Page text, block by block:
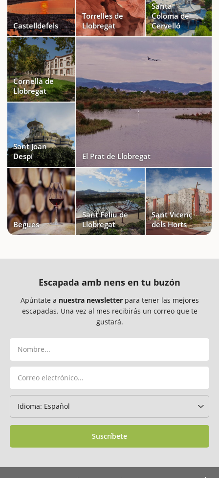
Castelldefels
Torrelles de
Llobregat
Santa
Coloma de
Cervelló
Cornellà de
Llobregat
Sant Joan
Despí
El Prat de Llobregat
Begues
Sant Feliu de
Llobregat
Sant Vicenç
dels Horts
Escapada amb nens en tu buzón
Apúntate a nuestra newsletterpara tener las mejores
escapadas. Una vez al mes recibirás un correo que te
gustará.
Suscríbete